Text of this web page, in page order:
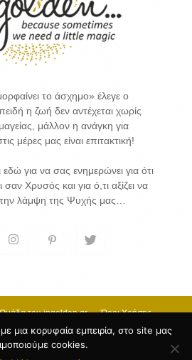
το άσχημο» έλεγε ο
η ζωή δεν αντέχεται χωρίς
μάλλον η ανάγκη για
μέρες μας είναι επιτακτική!
για να σας ενημερώνει για ότι
Χρυσός και για ό,τι αξίζει να
την λάμψη της Ψυχής μας…
του ingolden.gr
Όροι Χρήσης
Επικοινωνία
& CREATE BY by
μια κορυφαία εμπειρία, στο site μας
cookies.